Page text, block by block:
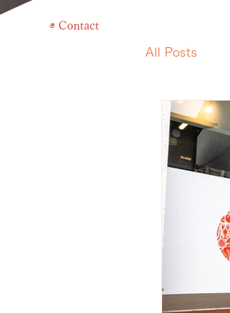
◉ Contact
All Posts